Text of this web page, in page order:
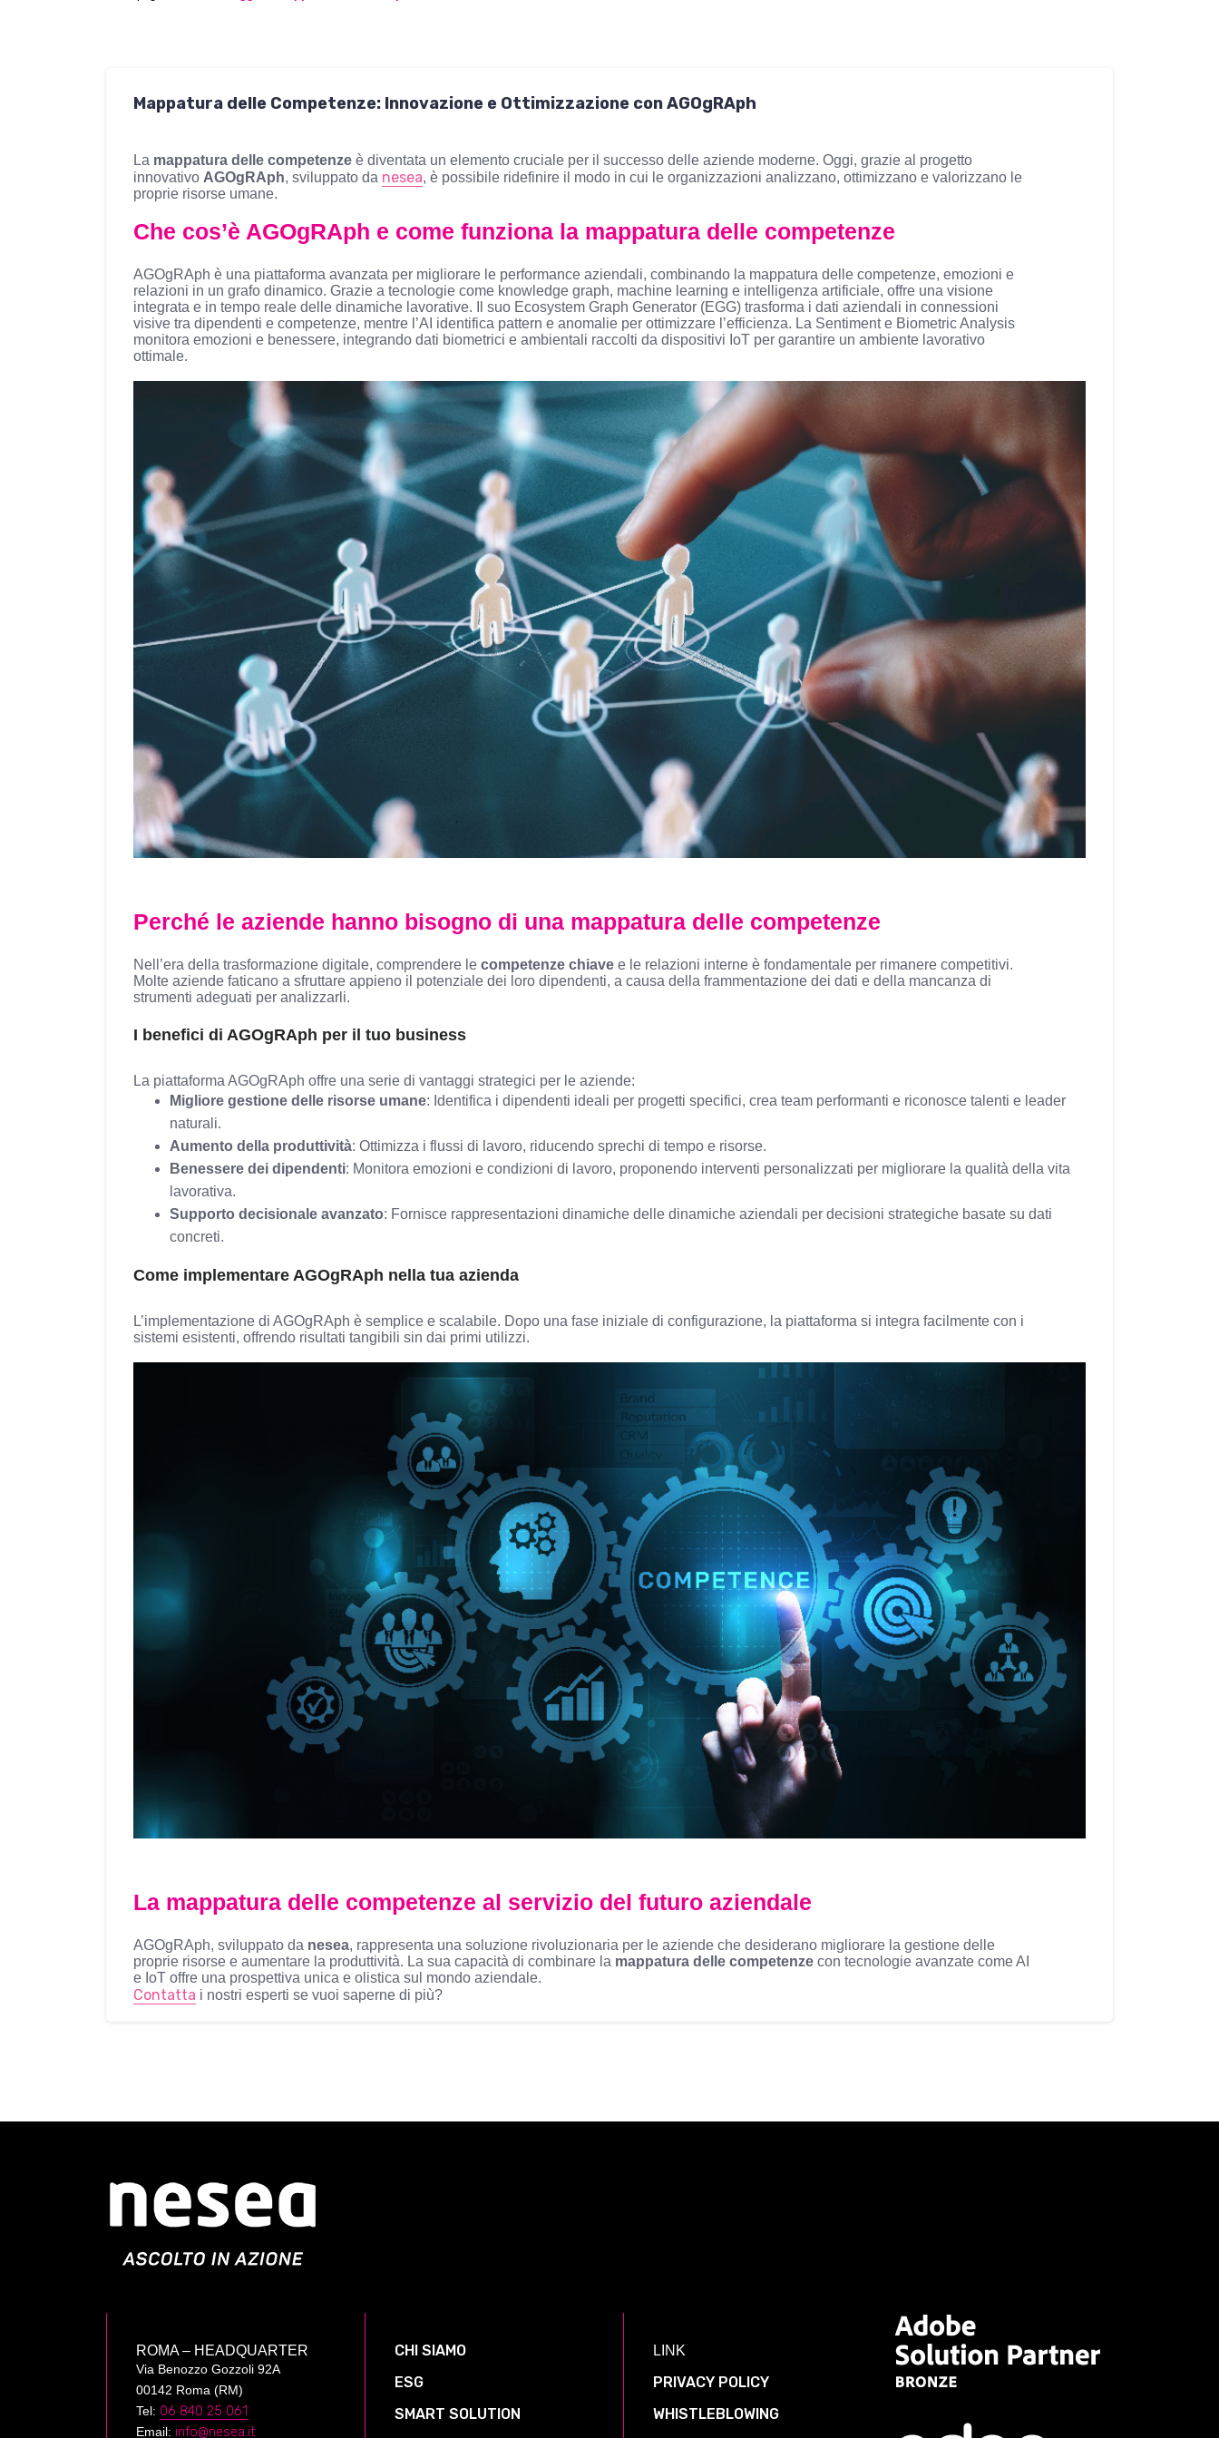
Mappatura delle Competenze: Innovazione e Ottimizzazione con AGOgRAph
La mappatura delle competenze è diventata un elemento cruciale per il successo delle aziende moderne. Oggi, grazie al progetto
innovativo AGOgRAph, sviluppato da nesea, è possibile ridefinire il modo in cui le organizzazioni analizzano, ottimizzano e valorizzano le
proprie risorse umane.
Che cos’è AGOgRAph e come funziona la mappatura delle competenze
AGOgRAph è una piattaforma avanzata per migliorare le performance aziendali, combinando la mappatura delle competenze, emozioni e
relazioni in un grafo dinamico. Grazie a tecnologie come knowledge graph, machine learning e intelligenza artificiale, offre una visione
integrata e in tempo reale delle dinamiche lavorative. Il suo Ecosystem Graph Generator (EGG) trasforma i dati aziendali in connessioni
visive tra dipendenti e competenze, mentre l’AI identifica pattern e anomalie per ottimizzare l’efficienza. La Sentiment e Biometric Analysis
monitora emozioni e benessere, integrando dati biometrici e ambientali raccolti da dispositivi IoT per garantire un ambiente lavorativo
ottimale.
Perché le aziende hanno bisogno di una mappatura delle competenze
Nell’era della trasformazione digitale, comprendere le competenze chiave e le relazioni interne è fondamentale per rimanere competitivi.
Molte aziende faticano a sfruttare appieno il potenziale dei loro dipendenti, a causa della frammentazione dei dati e della mancanza di
strumenti adeguati per analizzarli.
I benefici di AGOgRAph per il tuo business
La piattaforma AGOgRAph offre una serie di vantaggi strategici per le aziende:
Migliore gestione delle risorse umane: Identifica i dipendenti ideali per progetti specifici, crea team performanti e riconosce talenti e leader
naturali.
Aumento della produttività: Ottimizza i flussi di lavoro, riducendo sprechi di tempo e risorse.
Benessere dei dipendenti: Monitora emozioni e condizioni di lavoro, proponendo interventi personalizzati per migliorare la qualità della vita
lavorativa.
Supporto decisionale avanzato: Fornisce rappresentazioni dinamiche delle dinamiche aziendali per decisioni strategiche basate su dati
concreti.
Come implementare AGOgRAph nella tua azienda
L’implementazione di AGOgRAph è semplice e scalabile. Dopo una fase iniziale di configurazione, la piattaforma si integra facilmente con i
sistemi esistenti, offrendo risultati tangibili sin dai primi utilizzi.
La mappatura delle competenze al servizio del futuro aziendale
AGOgRAph, sviluppato da nesea, rappresenta una soluzione rivoluzionaria per le aziende che desiderano migliorare la gestione delle
proprie risorse e aumentare la produttività. La sua capacità di combinare la mappatura delle competenze con tecnologie avanzate come AI
e IoT offre una prospettiva unica e olistica sul mondo aziendale.
Contatta i nostri esperti se vuoi saperne di più?
ROMA – HEADQUARTER
Via Benozzo Gozzoli 92A
00142 Roma (RM)
Tel: 06 840 25 061
Email: info@nesea.it
CHI SIAMO
ESG
SMART SOLUTION
LINK
PRIVACY POLICY
WHISTLEBLOWING